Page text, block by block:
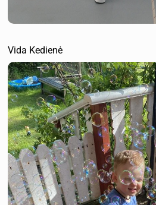
Vida Kedienė